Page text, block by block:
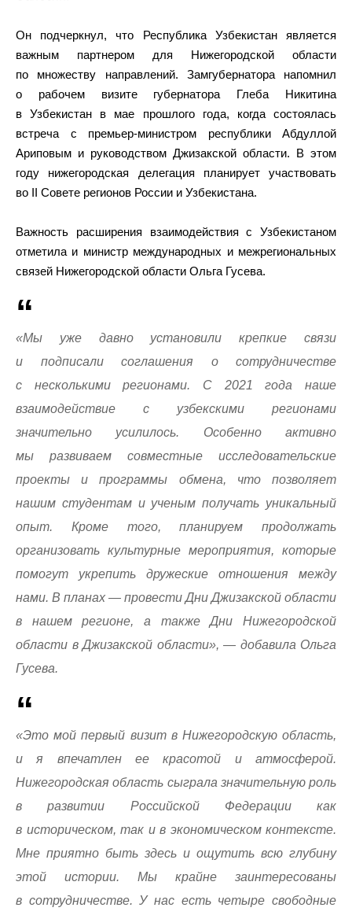
Он подчеркнул, что Республика Узбекистан является
важным партнером для Нижегородской области
по множеству направлений. Замгубернатора напомнил
о рабочем визите губернатора Глеба Никитина
в Узбекистан в мае прошлого года, когда состоялась
встреча с премьер-министром республики Абдуллой
Ариповым и руководством Джизакской области. В этом
году нижегородская делегация планирует участвовать
во II Совете регионов России и Узбекистана.
Важность расширения взаимодействия с Узбекистаном
отметила и министр международных и межрегиональных
связей Нижегородской области Ольга Гусева.
«Мы уже давно установили крепкие связи
и подписали соглашения о сотрудничестве
с несколькими регионами. С 2021 года наше
взаимодействие с узбекскими регионами
значительно усилилось. Особенно активно
мы развиваем совместные исследовательские
проекты и программы обмена, что позволяет
нашим студентам и ученым получать уникальный
опыт. Кроме того, планируем продолжать
организовать культурные мероприятия, которые
помогут укрепить дружеские отношения между
нами. В планах — провести Дни Джизакской области
в нашем регионе, а также Дни Нижегородской
области в Джизакской области», — добавила Ольга
Гусева.
«Это мой первый визит в Нижегородскую область,
и я впечатлен ее красотой и атмосферой.
Нижегородская область сыграла значительную роль
в развитии Российской Федерации как
в историческом, так и в экономическом контексте.
Мне приятно быть здесь и ощутить всю глубину
этой истории. Мы крайне заинтересованы
в сотрудничестве. У нас есть четыре свободные